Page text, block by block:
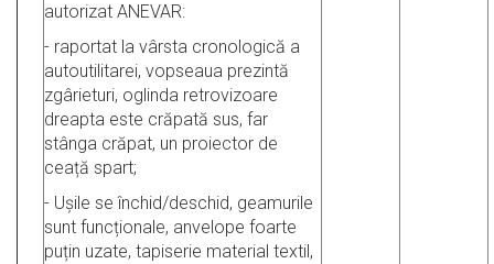
autorizat ANEVAR:
- raportat la vârsta cronologică a
autoutilitarei, vopseaua prezintă
zgârieturi, oglinda retrovizoare
dreapta este crăpată sus, far
stânga crăpat, un proiector de
ceață spart;
- Ușile se închid/deschid, geamurile
sunt funcționale, anvelope foarte
puțin uzate, tapiserie material textil,